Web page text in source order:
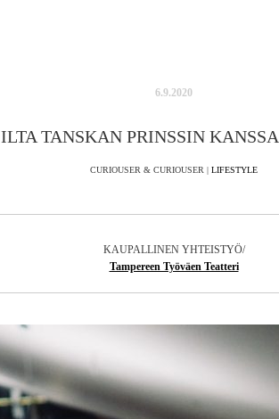
6.9.2020
ILTA TANSKAN PRINSSIN KANSSA
CURIOUSER & CURIOUSER | LIFESTYLE
KAUPALLINEN YHTEISTYÖ/
Tampereen Työväen Teatteri